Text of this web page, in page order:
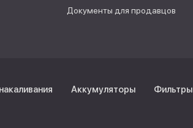
Документы для продавцов
Аккумуляторы Фильтры